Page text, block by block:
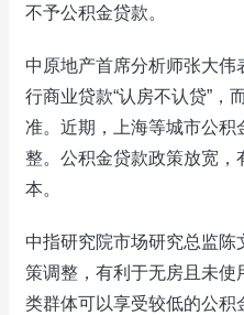
不予公积金贷款。
中原地产首席分析师张大伟
行商业贷款“认房不认贷”，
准。近期，上海等城市公积
整。公积金贷款政策放宽
本。
中指研究院市场研究总监
策调整，有利于无房且未
类群体可以享受较低的公积